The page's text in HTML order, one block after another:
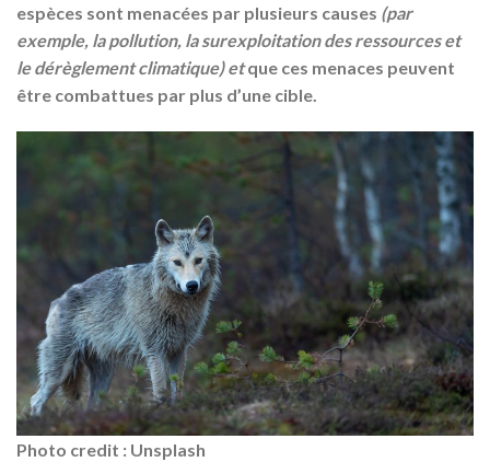
espèces sont menacées par plusieurs causes (par
exemple, la pollution, la surexploitation des ressources et
le dérèglement climatique) etque ces menaces peuvent
être combattues par plus d’une cible.
Photo credit : Unsplash